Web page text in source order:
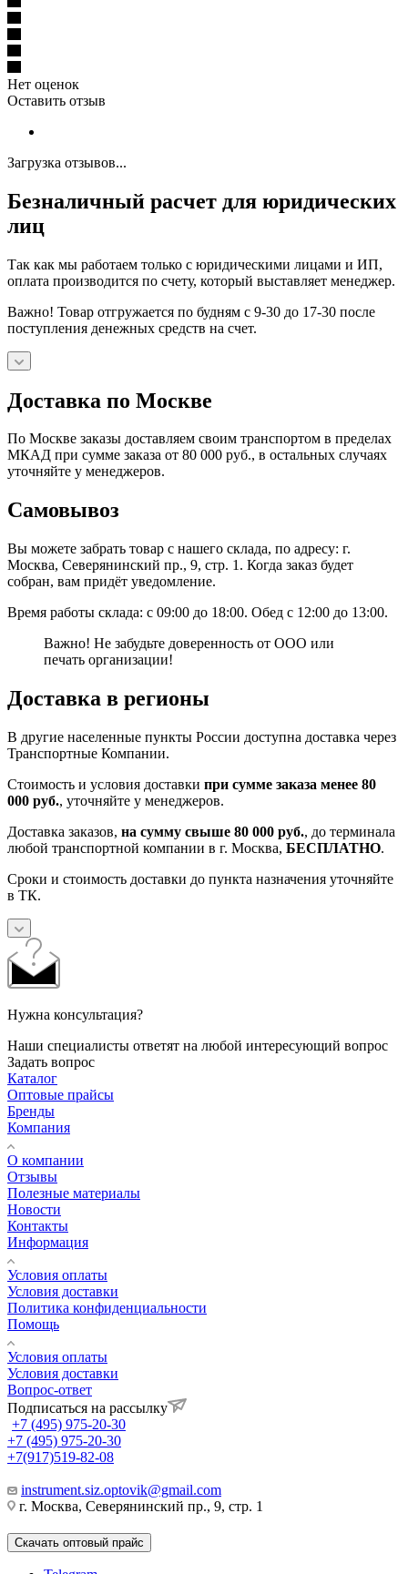
Нет оценок
Оставить отзыв
Загрузка отзывов...
Безналичный расчет для юридических
лиц
Так как мы работаем только с юридическими лицами и ИП,
оплата производится по счету, который выставляет менеджер.
Важно! Товар отгружается по будням с 9-30 до 17-30 после
поступления денежных средств на счет.
Доставка по Москве
По Москве заказы доставляем своим транспортом в пределах
МКАД при сумме заказа от 80 000 руб., в остальных случаях
уточняйте у менеджеров.
Самовывоз
Вы можете забрать товар с нашего склада, по адресу: г.
Москва, Северянинский пр., 9, стр. 1. Когда заказ будет
собран, вам придёт уведомление.
Время работы склада: с 09:00 до 18:00. Обед с 12:00 до 13:00.
Важно! Не забудьте доверенность от ООО или
печать организации!
Доставка в регионы
В другие населенные пункты России доступна доставка через
Транспортные Компании.
Стоимость и условия доставки при сумме заказа менее 80
000 руб., уточняйте у менеджеров.
Доставка заказов, на сумму свыше 80 000 руб., до терминала
любой транспортной компании в г. Москва, БЕСПЛАТНО.
Сроки и стоимость доставки до пункта назначения уточняйте
в ТК.
Нужна консультация?
Наши специалисты ответят на любой интересующий вопрос
Задать вопрос
Каталог
Оптовые прайсы
Бренды
Компания
О компании
Отзывы
Полезные материалы
Новости
Контакты
Информация
Условия оплаты
Условия доставки
Политика конфиденциальности
Помощь
Условия оплаты
Условия доставки
Вопрос-ответ
Подписаться на рассылку
+7 (495) 975-20-30
+7 (495) 975-20-30
+7(917)519-82-08
instrument.siz.optovik@gmail.com
г. Москва, Северянинский пр., 9, стр. 1
Скачать оптовый прайс